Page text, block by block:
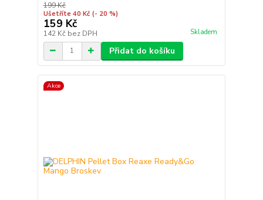
199 Kč
Ušetříte 40 Kč (- 20 %)
159 Kč
142 Kč bez DPH Skladem
Přidat do košíku
Akce